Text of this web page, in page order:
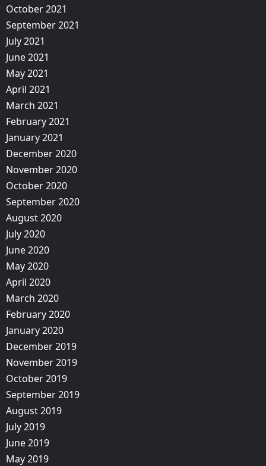
October 2021
September 2021
July 2021
June 2021
May 2021
April 2021
March 2021
February 2021
January 2021
December 2020
November 2020
October 2020
September 2020
August 2020
July 2020
June 2020
May 2020
April 2020
March 2020
February 2020
January 2020
December 2019
November 2019
October 2019
September 2019
August 2019
July 2019
June 2019
May 2019